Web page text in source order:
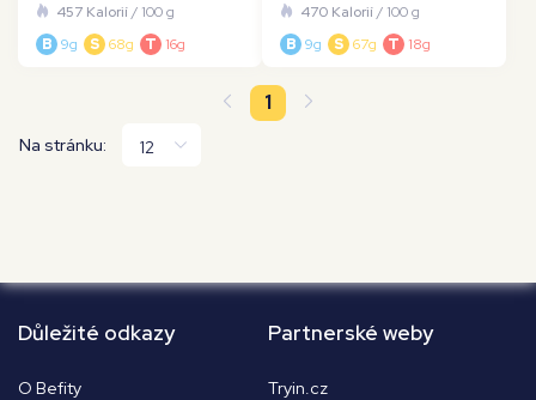
457 Kalorií/ 100 g
B 9g S 68g T 16g
470 Kalorií/ 100 g
B 9g S 67g T 18g
1
Na stránku:
Důležité odkazy
O Befity
Partnerské weby
Tryin.cz